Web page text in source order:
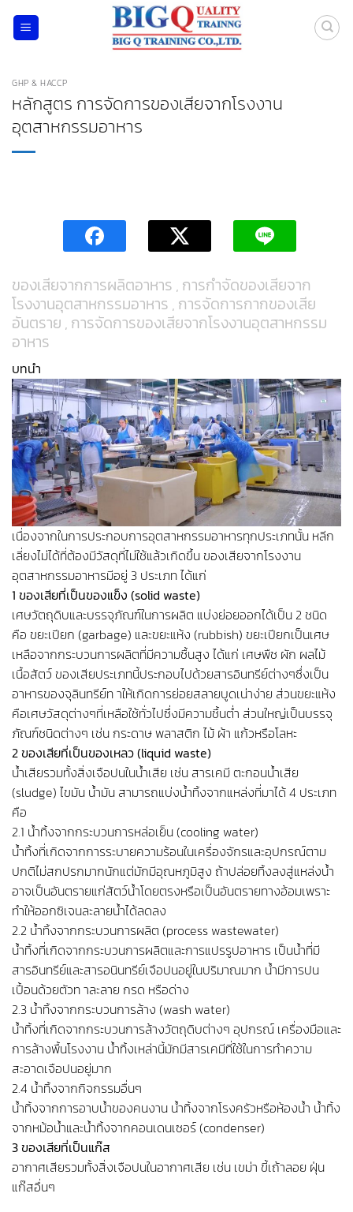
GHP & HACCP
หลักสูตร การจัดการของเสียจากโรงงาน
อุตสาหกรรมอาหาร
ของเสียจากการผลิตอาหาร , การกำจัดของเสียจาก
โรงงานอุตสาหกรรมอาหาร , การจัดการกากของเสีย
อันตราย , การจัดการของเสียจากโรงงานอุตสาหกรรม
อาหาร
บทนำ
เนื่องจากในการประกอบการอุตสาหกรรมอาหารทุกประเภทนั้น หลีก
เลี่ยงไม่ได้ที่ต้องมีวัสดุที่ไม่ใช้แล้วเกิดขึ้น ของเสียจากโรงงาน
อุตสาหกรรมอาหารมีอยู่ 3 ประเภท ได้แก่
1 ของเสียที่เป็นของแข็ง (solid waste)
เศษวัตถุดิบและบรรจุภัณฑ์ในการผลิต แบ่งย่อยออกได้เป็น 2 ชนิด
คือ ขยะเปียก (garbage) และขยะแห้ง (rubbish) ขยะเปียกเป็นเศษ
เหลือจากกระบวนการผลิตที่มีความชื้นสูง ได้แก่ เศษพืช ผัก ผลไม้
เนื้อสัตว์ ของเสียประเภทนี้ประกอบไปด้วยสารอินทรีย์ต่างๆซึ่งเป็น
อาหารของจุลินทรีย์ท าให้เกิดการย่อยสลายบูดเน่าง่าย ส่วนขยะแห้ง
คือเศษวัสดุต่างๆที่เหลือใช้ทั่วไปซึ่งมีความชื้นต่ำ ส่วนใหญ่เป็นบรรจุ
ภัณฑ์ชนิดต่างๆ เช่น กระดาษ พลาสติก ไม้ ผ้า แก้วหรือโลหะ
2 ของเสียที่เป็นของเหลว (liquid waste)
น้ำเสียรวมทั้งสิ่งเจือปนในน้ำเสีย เช่น สารเคมี ตะกอนน้ำเสีย
(sludge) ไขมัน น้ำมัน สามารถแบ่งน้ำทิ้งจากแหล่งที่มาได้ 4 ประเภท
คือ
2.1 น้ำทิ้งจากกระบวนการหล่อเย็น (cooling water)
น้ำทิ้งที่เกิดจากการระบายความร้อนในเครื่องจักรและอุปกรณ์ตาม
ปกติไม่สกปรกมากนักแต่มักมีอุณหภูมิสูง ถ้าปล่อยทิ้งลงสู่แหล่งน้ำ
อาจเป็นอันตรายแก่สัตว์น้ำโดยตรงหรือเป็นอันตรายทางอ้อมเพราะ
ทำให้ออกซิเจนละลายน้ำได้ลดลง
2.2 น้ำทิ้งจากกระบวนการผลิต (process wastewater)
น้ำทิ้งที่เกิดจากกระบวนการผลิตและการแปรรูปอาหาร เป็นน้ำที่มี
สารอินทรีย์และสารอนินทรีย์เจือปนอยู่ในปริมาณมาก น้ำมีการปน
เปื้อนด้วยตัวท าละลาย กรด หรือด่าง
2.3 น้ำทิ้งจากกระบวนการล้าง (wash water)
น้ำทิ้งที่เกิดจากกระบวนการล้างวัตถุดิบต่างๆ อุปกรณ์ เครื่องมือและ
การล้างพื้นโรงงาน น้ำทิ้งเหล่านี้มักมีสารเคมีที่ใช้ในการทำความ
สะอาดเจือปนอยู่มาก
2.4 น้ำทิ้งจากกิจกรรมอื่นๆ
น้ำทิ้งจากการอาบน้ำของคนงาน น้ำทิ้งจากโรงครัวหรือห้องน้ำ น้ำทิ้ง
จากหม้อน้ำและน้ำทิ้งจากคอนเดนเซอร์ (condenser)
3 ของเสียที่เป็นแก๊ส
อากาศเสียรวมทั้งสิ่งเจือปนในอากาศเสีย เช่น เขม่า ขี้เถ้าลอย ฝุ่น
แก๊สอื่นๆ